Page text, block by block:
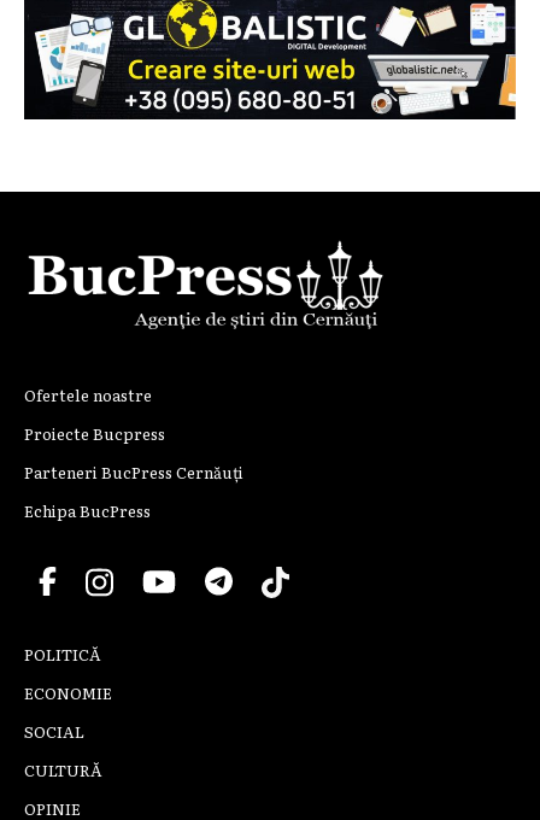
Ofertele noastre
Proiecte Bucpress
Parteneri BucPress Cernăuți
Echipa BucPress
POLITICĂ
ECONOMIE
SOCIAL
CULTURĂ
OPINIE